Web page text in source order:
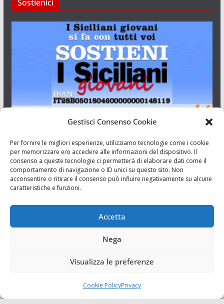
Gestisci Consenso Cookie
Per fornire le migliori esperienze, utilizziamo tecnologie come i cookie
per memorizzare e/o accedere alle informazioni del dispositivo. Il
consenso a queste tecnologie ci permetterà di elaborare dati come il
comportamento di navigazione o ID unici su questo sito. Non
acconsentire o ritirare il consenso può influire negativamente su alcune
caratteristiche e funzioni.
Accetta
Nega
Visualizza le preferenze
Cookie PolicyPrivacy
Sostienici
Aut. del tribunale di Catania n.23/2011 del 20/09/2011 Dir.
Resp. Riccardo Orioles.
Associazione Culturale I Siciliani Giovani
via Randazzo 27 Catania
I Siciliani Giovani. Tutti i diritti riservati.
Tema:ColorMagdi ThemeGrill. Powered byWordPress.